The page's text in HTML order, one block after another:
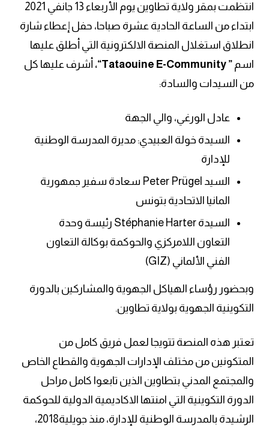
انتظمت بمقر ولاية تطاوين يوم الأربعاء 13 جانفي 2021
ابتداء من الساعة الحادية عشرة صباحا، حفل إعطاء شارة
انطلاق استغلال المنصة الالكترونية التي أطلق عليها
اسم ”
Tataouine E-Community“، أشرف عليها كل
من السيدات والسادة:
عادل الورغي، والي الجهة
السيدة خولة العبيدي: مديرة المدرسة الوطنية
للإدارة
السيد Peter Prügel سعادة سفير جمهورية
المانيا الاتحادية بتونس
السيدة Stéphanie Harter رئيسة وحدة
التعاون اللامركزي والحوكمة بوكالة التعاون
الفني الألماني (GIZ)
وبحضور رؤساء الهياكل الجهوية والمشاركين بالدورة
التكوينية الجهوية بولاية تطاوين.
تعتبر هذه المنصة تتويجا لعمل فريق كامل من
المتكونين من مختلف الإدارات الجهوية والقطاع الخاص
والمجتمع المدني بتطاوين الذين تابعوا كامل مراحل
الدورة التكوينية التي امنتها الاكاديمية الدولية للحوكمة
الرشيدة بالمدرسة الوطنية للإدارة، منذ جويلية2018،